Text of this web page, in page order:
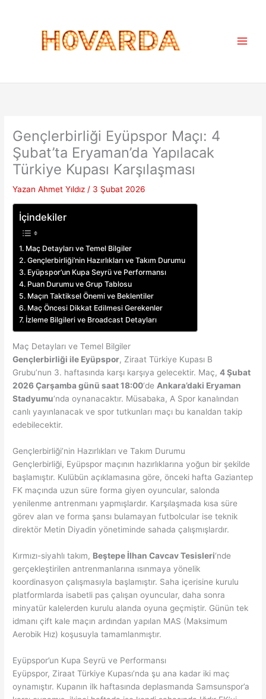
Gençlerbirliği Eyüpspor Maçı: 4
Şubat’ta Eryaman’da Yapılacak
Türkiye Kupası Karşılaşması
Yazan Ahmet Yıldız / 3 Şubat 2026
İçindekiler
Maç Detayları ve Temel Bilgiler
Gençlerbirliği’nin Hazırlıkları ve Takım Durumu
Eyüpspor’un Kupa Seyrü ve Performansı
Puan Durumu ve Grup Tablosu
Maçın Taktiksel Önemi ve Beklentiler
Maç Öncesi Dikkat Edilmesi Gerekenler
İzleme Bilgileri ve Broadcast Detayları
Maç Detayları ve Temel Bilgiler
Gençlerbirliği ile Eyüpspor, Ziraat Türkiye Kupası B
Grubu’nun 3. haftasında karşı karşıya gelecektir. Maç,4 Şubat
2026 Çarşamba günü saat 18:00‘deAnkara’daki Eryaman
Stadyumu‘nda oynanacaktır. Müsabaka, A Spor kanalından
canlı yayınlanacak ve spor tutkunları maçı bu kanaldan takip
edebilecektir.
Gençlerbirliği’nin Hazırlıkları ve Takım Durumu
Gençlerbirliği, Eyüpspor maçının hazırlıklarına yoğun bir şekilde
başlamıştır. Kulübün açıklamasına göre, önceki hafta Gaziantep
FK maçında uzun süre forma giyen oyuncular, salonda
yenilenme antrenmanı yapmışlardır. Karşılaşmada kısa süre
görev alan ve forma şansı bulamayan futbolcular ise teknik
direktör Metin Diyadin yönetiminde sahada çalışmışlardır.
Kırmızı-siyahlı takım, Beştepe İlhan Cavcav Tesisleri‘nde
gerçekleştirilen antrenmanlarına ısınmaya yönelik
koordinasyon çalışmasıyla başlamıştır. Saha içerisine kurulu
platformlarda isabetli pas çalışan oyuncular, daha sonra
minyatür kalelerden kurulu alanda oyuna geçmiştir. Günün tek
idmanı çift kale maçın ardından yapılan MAS (Maksimum
Aerobik Hız) koşusuyla tamamlanmıştır.
Eyüpspor’un Kupa Seyrü ve Performansı
Eyüpspor, Ziraat Türkiye Kupası’nda şu ana kadar iki maç
oynamıştır. Kupanın ilk haftasında deplasmanda Samsunspor’a